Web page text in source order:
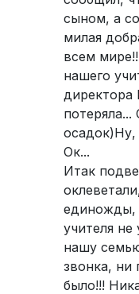
сыном, а
милая
всем
нашего
директора
осадок)Ну,
Ок...
Итак
единожды,
учителя
нашу
звонка, ни
было!!!